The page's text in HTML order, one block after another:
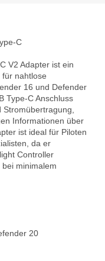
C
V2 Adapter ist ein
nahtlose
16 und Defender
Type-C Anschluss
Informationen über
ist ideal für Piloten
da er
Controller
minimalem
20